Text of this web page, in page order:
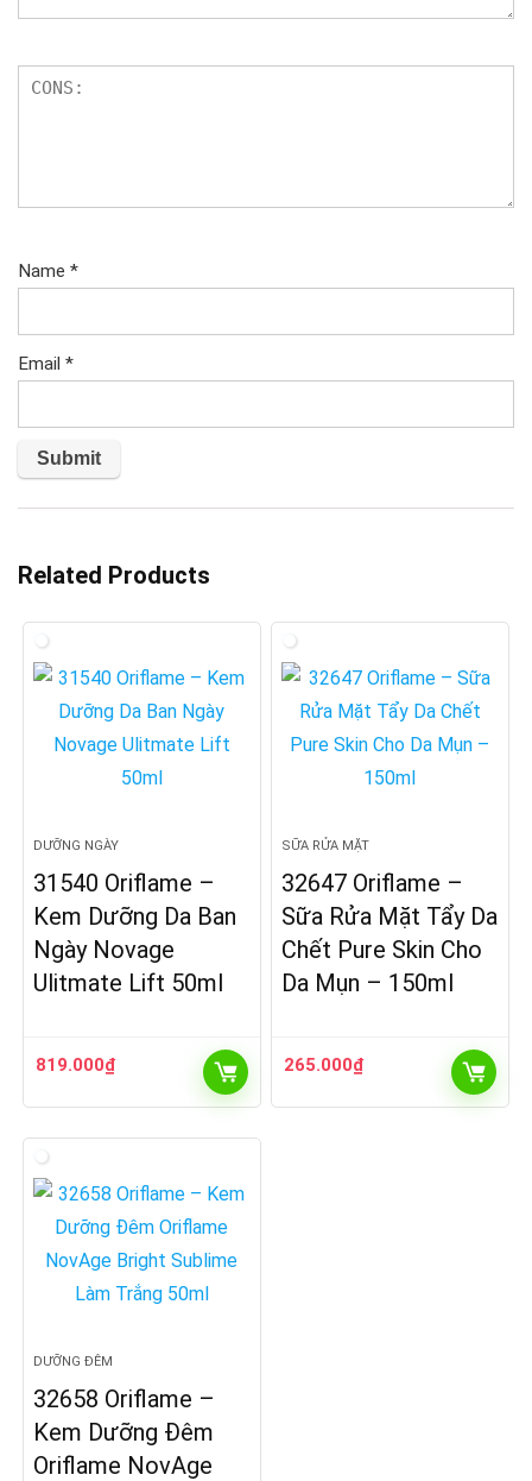
Name *
Email *
Related Products
DƯỠNG NGÀY
31540 Oriflame –
Kem Dưỡng Da Ban
Ngày Novage
Ulitmate Lift 50ml
819.000₫
SỮA RỬA MẶT
32647 Oriflame –
Sữa Rửa Mặt Tẩy Da
Chết Pure Skin Cho
Da Mụn – 150ml
265.000₫
DƯỠNG ĐÊM
32658 Oriflame –
Kem Dưỡng Đêm
Oriflame NovAge